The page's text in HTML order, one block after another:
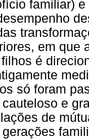
familiar)
em que
é
só foram
e
de